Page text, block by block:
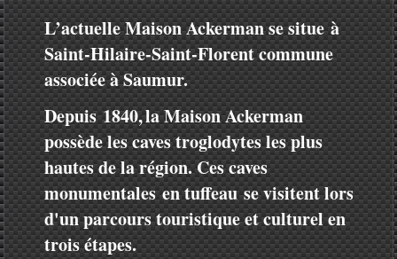
L’actuelle Maison Ackerman se situe à
Saint-Hilaire-Saint-Florent commune
associée à Saumur.
Depuis1840,la Maison Ackerman
possède les caves troglodytes les plus
hautes de la région. Ces caves
monumentales en tuffeau se visitent lors
d'un parcours touristique et culturel en
trois étapes.